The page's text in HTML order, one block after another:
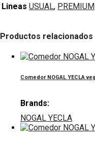
Lineas USUAL, PREMIUM
Productos relacionados
Comedor NOGAL YECLA
Brands:
NOGAL YECLA